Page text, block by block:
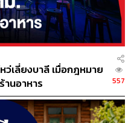
ว่เลี่ยงบาลี เมื่อกฎหมาย
านอาหาร
557